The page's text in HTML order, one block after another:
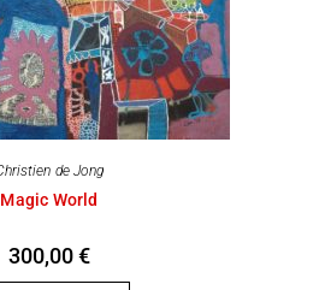
de Jong
Magic World
300,00€